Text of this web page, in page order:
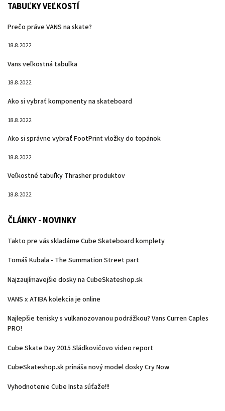
TABUĽKY VEĽKOSTÍ
Prečo práve VANS na skate?
18.8.2022
Vans veľkostná tabuľka
18.8.2022
Ako si vybrať komponenty na skateboard
18.8.2022
Ako si správne vybrať FootPrint vložky do topánok
18.8.2022
Veľkostné tabuľky Thrasher produktov
18.8.2022
ČLÁNKY - NOVINKY
Takto pre vás skladáme Cube Skateboard komplety
Tomáš Kubala - The Summation Street part
Najzaujímavejšie dosky na CubeSkateshop.sk
VANS x ATIBA kolekcia je online
Najlepšie tenisky s vulkanozovanou podrážkou? Vans Curren Caples
PRO!
Cube Skate Day 2015 Sládkovičovo video report
CubeSkateshop.sk prináša nový model dosky Cry Now
Vyhodnotenie Cube Insta súťaže!!!